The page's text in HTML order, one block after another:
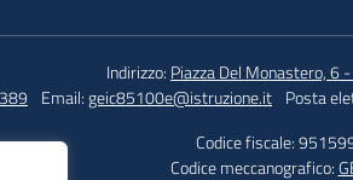
Indirizzo: Piazza Del Monastero, 6
Email:geic85100e@istruzione.it Posta
Codice fiscale:
Codice meccanografico: